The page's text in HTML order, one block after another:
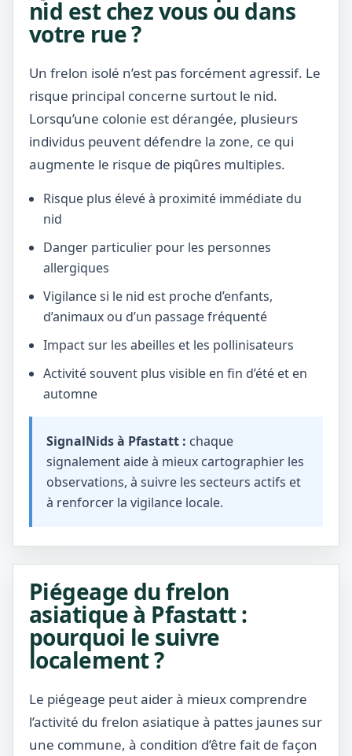
nid est chez vous ou dans
votre rue ?
Un frelon isolé n’est pas forcément agressif. Le
risque principal concerne surtout le nid.
Lorsqu’une colonie est dérangée, plusieurs
individus peuvent défendre la zone, ce qui
augmente le risque de piqûres multiples.
Risque plus élevé à proximité immédiate du
nid
Danger particulier pour les personnes
allergiques
Vigilance si le nid est proche d’enfants,
d’animaux ou d’un passage fréquenté
Impact sur les abeilles et les pollinisateurs
Activité souvent plus visible en fin d’été et en
automne
SignalNids à Pfastatt : chaque
signalement aide à mieux cartographier les
observations, à suivre les secteurs actifs et
à renforcer la vigilance locale.
Piégeage du frelon
asiatique à Pfastatt :
pourquoi le suivre
localement ?
Le piégeage peut aider à mieux comprendre
l’activité du frelon asiatique à pattes jaunes sur
une commune, à condition d’être fait de façon